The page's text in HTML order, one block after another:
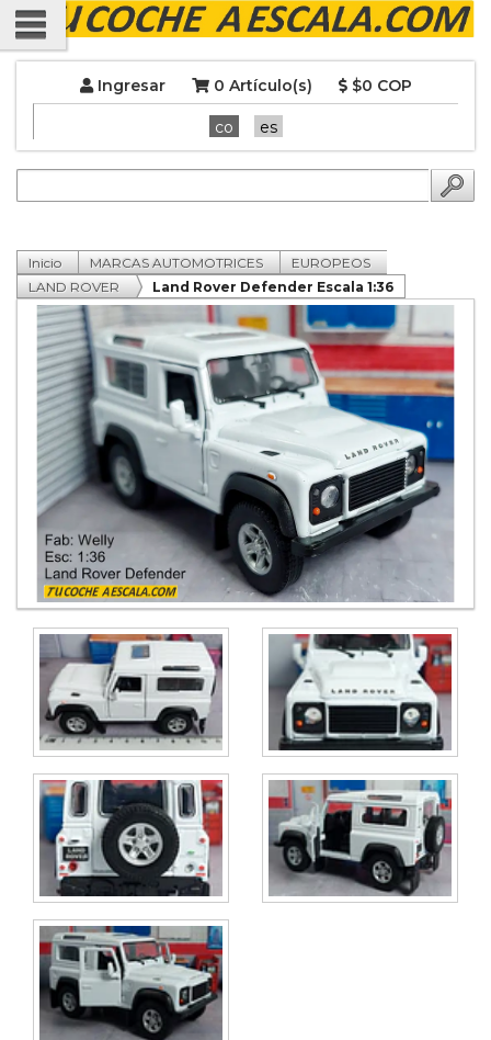
Ingresar 0 Artículo(s) $0 COP
co es
Inicio MARCAS AUTOMOTRICES
EUROPEOS
LAND ROVER
Land Rover Defender Escala 1:36